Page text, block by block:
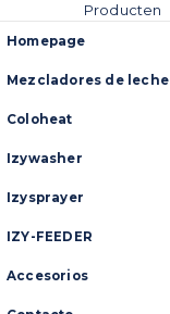
Producten
Homepage
Mezcladores de leche
Coloheat
Izywasher
Izysprayer
IZY-FEEDER
Accesorios